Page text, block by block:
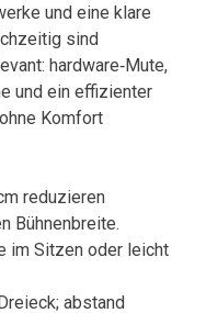
und eine klare
sind
hardware‑Mute,
und ein effizienter
Komfort
reduzieren
Bühnenbreite.
im Sitzen oder leicht
abstand